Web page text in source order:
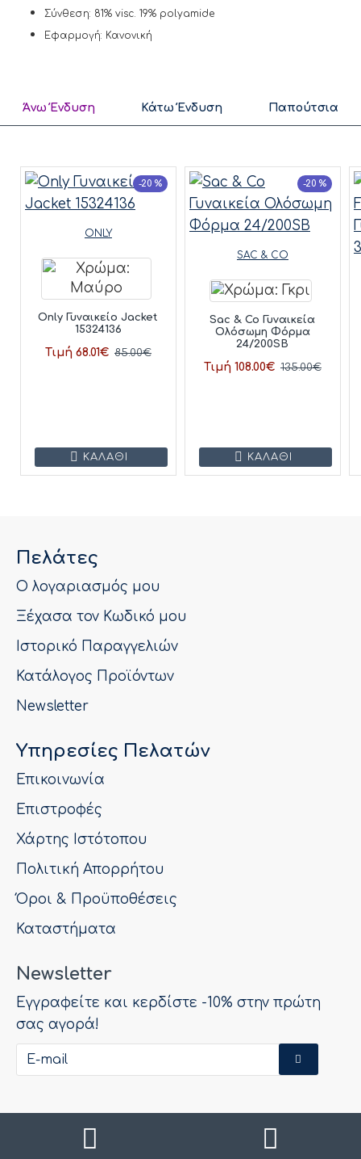
Σύνθεση: 81% visc. 19% polyamide
Εφαρμογή: Κανονική
Άνω Ένδυση Κάτω Ένδυση Παπούτσια
-20 %
ONLY
Only Γυναικείο Jacket
15324136
Τιμή 68.01€ 85.00€
ΚΑΛΆΘΙ
-20 %
SAC & CO
Sac & Co Γυναικεία
Ολόσωμη Φόρμα
24/200SB
Τιμή 108.00€ 135.00€
ΚΑΛΆΘΙ
Πελάτες
Ο λογαριασμός μου
Ξέχασα τον Κωδικό μου
Ιστορικό Παραγγελιών
Κατάλογος Προϊόντων
Newsletter
Υπηρεσίες Πελατών
Επικοινωνία
Επιστροφές
Χάρτης Ιστότοπου
Πολιτική Απορρήτου
Όροι & Προϋποθέσεις
Καταστήματα
Newsletter
Εγγραφείτε και κερδίστε -10% στην πρώτη
σας αγορά!